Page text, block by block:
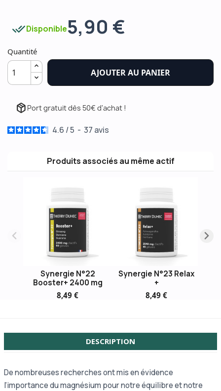
done_allDisponible5,90 €
Quantité
AJOUTER AU PANIER
package_2 Port gratuit dès 50€ d'achat !
4.6 /5 - 37 avis
Produits associés au même actif
Synergie N°22
Booster+ 2400 mg
8,49 €
Synergie N°23 Relax
+
8,49 €
DESCRIPTION
De nombreuses recherches ont mis en évidence
l’importance du magnésium pour notre équilibre et notre